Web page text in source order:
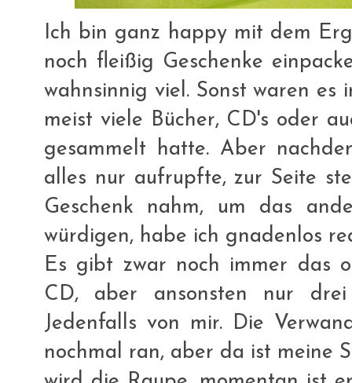
Ich bin ganz happy mit dem
noch fleißig Geschenke
wahnsinnig viel. Sonst waren es
meist viele Bücher, CD's oder
gesammelt hatte. Aber
alles nur aufrupfte, zur Seite
Geschenk nahm, um das
würdigen, habe ich gnadenlos
Es gibt zwar noch immer das
CD, aber ansonsten nur drei
Jedenfalls von mir. Die
nochmal ran, aber da ist meine